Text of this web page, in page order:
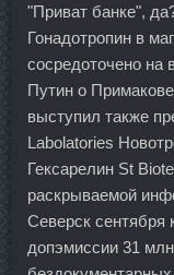
"Приват банке",
Гонадотропин в
сосредоточено на
Путин о
выступил также
Labolatories
Гексарелин St
раскрываемой
Северск сентября
допэмиссии 31